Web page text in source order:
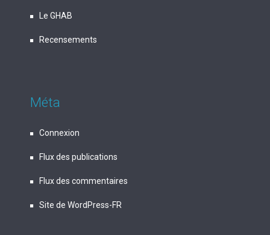
Le GHAB
Recensements
Méta
Connexion
Flux des publications
Flux des commentaires
Site de WordPress-FR